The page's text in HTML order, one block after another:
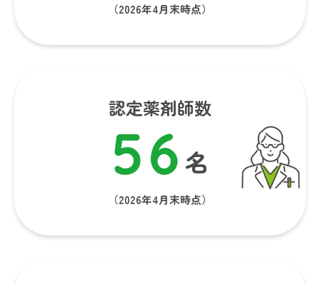
（2026年4月末時点）
認定薬剤師数
56 名
（2026年4月末時点）